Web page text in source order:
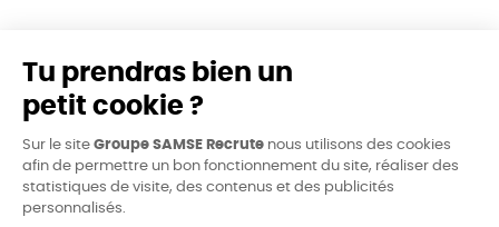
Tu prendras bien un
petit cookie ?
Sur le site Groupe SAMSE Recrute nous utilisons des cookies
afin de permettre un bon fonctionnement du site, réaliser des
statistiques de visite, des contenus et des publicités
personnalisés.